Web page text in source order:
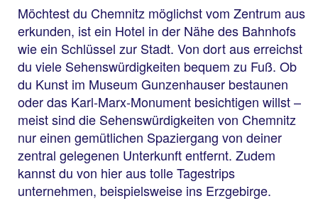
Möchtest du Chemnitz möglichst vom Zentrum aus
erkunden, ist ein Hotel in der Nähe des Bahnhofs
wie ein Schlüssel zur Stadt. Von dort aus erreichst
du viele Sehenswürdigkeiten bequem zu Fuß. Ob
du Kunst im Museum Gunzenhauser bestaunen
oder das Karl-Marx-Monument besichtigen willst –
meist sind die Sehenswürdigkeiten von Chemnitz
nur einen gemütlichen Spaziergang von deiner
zentral gelegenen Unterkunft entfernt. Zudem
kannst du von hier aus tolle Tagestrips
unternehmen, beispielsweise ins Erzgebirge.